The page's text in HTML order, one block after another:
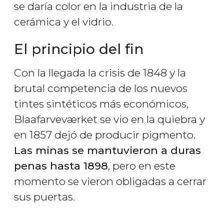
se daría color en la industria de la
cerámica y el vidrio.
El principio del fin
Con la llegada la crisis de 1848 y la
brutal competencia de los nuevos
tintes sintéticos más económicos,
Blaafarveværket se vio en la quiebra y
en 1857 dejó de producir pigmento.
Las minas se mantuvieron a duras
penas hasta 1898, pero en este
momento se vieron obligadas a cerrar
sus puertas.